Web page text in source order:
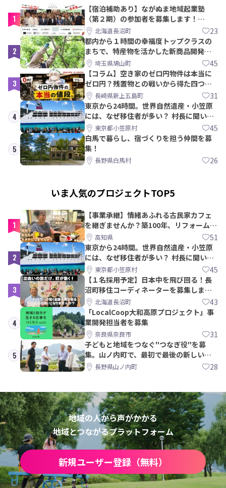
1
【宿泊補助あり】ながぬま地域起業塾
（第２期）の参加者を募集します！
【8/21〆】
北海道長沼町 23
2
都内から１時間の幸福度トップクラスの
まちで、特産物を活かした新商品開発＆
PRメンバー募集！
埼玉県鳩山町 45
3
【コラム】空き家のゼロ円物件は本当に
ゼロ円？残置物との戦いから得た四つの
教訓｜新上五島町
長崎県新上五島町 31
4
東京から24時間。世界自然遺産・小笠原
には、なぜ移住者が多い？ 村長に聞いて
みた東京都小笠原村 45
5
白馬で暮らし、宿づくりを担う仲間を募
集！
長野県白馬村 26
いま人気のプロジェクトTOP5
1
【事業承継】情緒あふれる古民家カフェ
を継ぎませんか？築100年、リフォームか
ら約10年！
高知県 51
2
東京から24時間。世界自然遺産・小笠原
には、なぜ移住者が多い？ 村長に聞いて
みた東京都小笠原村 45
3
【１名採用予定】日本中を飛び回る！長
沼町移住コーディネーターを募集しま
す！北海道長沼町 43
4
「LocalCoop大和高原プロジェクト」事
業開発担当者を募集
奈良県奈良市 31
5
子どもと地域をつなぐ"つなぎ役"を募
集。山ノ内町で、最初で最後の新しい学
校づくりを一緒に
長野県山ノ内町 28
地域の人から声がかかる
地域とつながるプラットフォーム
新規ユーザー登録（無料）